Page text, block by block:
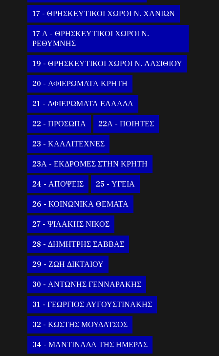
17 - ΘΡΗΣΚΕΥΤΙΚΟΙ ΧΩΡΟΙ Ν. ΧΑΝΙΩΝ
17 Α - ΘΡΗΣΚΕΥΤΙΚΟΙ ΧΩΡΟΙ Ν.
ΡΕΘΥΜΝΗΣ
19 - ΘΡΗΣΚΕΥΤΙΚΟΙ ΧΩΡΟΙ Ν. ΛΑΣΙΘΙΟΥ
20 - ΑΦΙΕΡΩΜΑΤΑ ΚΡΗΤΗ
21 - ΑΦΙΕΡΩΜΑΤΑ ΕΛΛΑΔΑ
22 - ΠΡΟΣΩΠΑ 22Α - ΠΟΙΗΤΕΣ
23 - ΚΑΛΛΙΤΕΧΝΕΣ
23Α - ΕΚΔΡΟΜΕΣ ΣΤΗΝ ΚΡΗΤΗ
24 - ΑΠΟΨΕΙΣ 25 - ΥΓΕΙΑ
26 - ΚΟΙΝΩΝΙΚΑ ΘΕΜΑΤΑ
27 - ΨΙΛΑΚΗΣ ΝΙΚΟΣ
28 - ΔΗΜΗΤΡΗΣ ΣΑΒΒΑΣ
29 - ΖΩΗ ΔΙΚΤΑΙΟΥ
30 - ΑΝΤΩΝΗΣ ΓΕΝΝΑΡΑΚΗΣ
31 - ΓΕΩΡΓΙΟΣ ΑΥΓΟΥΣΤΙΝΑΚΗΣ
32 - ΚΩΣΤΗΣ ΜΟΥΔΑΤΣΟΣ
34 - ΜΑΝΤΙΝΑΔΑ ΤΗΣ ΗΜΕΡΑΣ